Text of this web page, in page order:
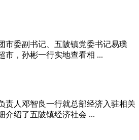
市委副书记、五陂镇党委书记易璞
市，孙彬一行实地查看相 ...
责人邓智良一行就总部经济入驻相关
介绍了五陂镇经济社会 ...